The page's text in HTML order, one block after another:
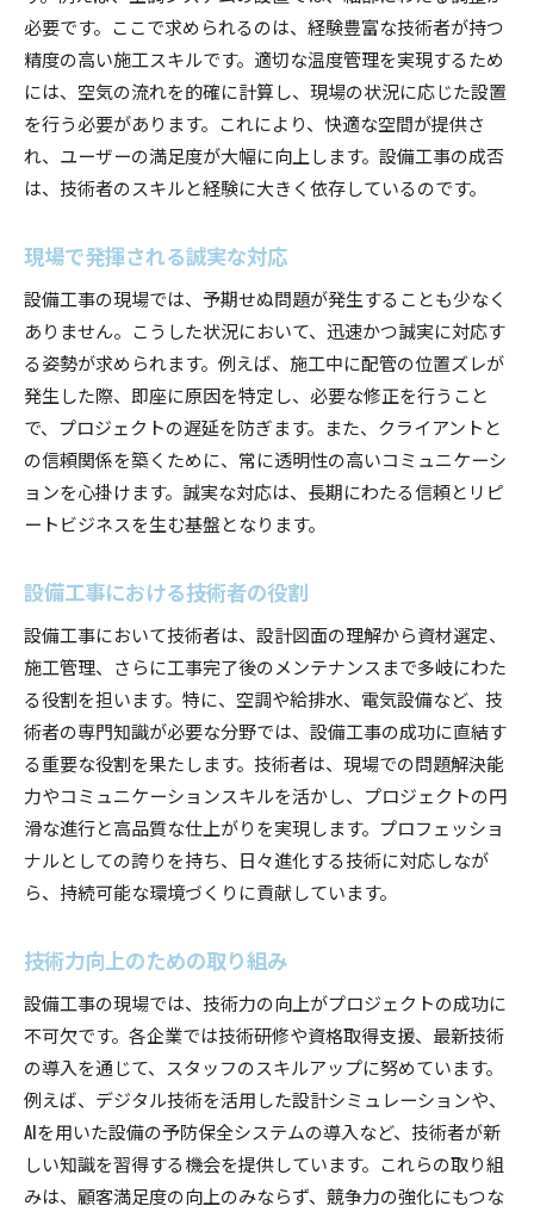
必要です。ここで求められるのは、経験豊富な技術者が持つ
精度の高い施工スキルです。適切な温度管理を実現するため
には、空気の流れを的確に計算し、現場の状況に応じた設置
を行う必要があります。これにより、快適な空間が提供さ
れ、ユーザーの満足度が大幅に向上します。設備工事の成否
は、技術者のスキルと経験に大きく依存しているのです。
現場で発揮される誠実な対応
設備工事の現場では、予期せぬ問題が発生することも少なく
ありません。こうした状況において、迅速かつ誠実に対応す
る姿勢が求められます。例えば、施工中に配管の位置ズレが
発生した際、即座に原因を特定し、必要な修正を行うこと
で、プロジェクトの遅延を防ぎます。また、クライアントと
の信頼関係を築くために、常に透明性の高いコミュニケーシ
ョンを心掛けます。誠実な対応は、長期にわたる信頼とリピ
ートビジネスを生む基盤となります。
設備工事における技術者の役割
設備工事において技術者は、設計図面の理解から資材選定、
施工管理、さらに工事完了後のメンテナンスまで多岐にわた
る役割を担います。特に、空調や給排水、電気設備など、技
術者の専門知識が必要な分野では、設備工事の成功に直結す
る重要な役割を果たします。技術者は、現場での問題解決能
力やコミュニケーションスキルを活かし、プロジェクトの円
滑な進行と高品質な仕上がりを実現します。プロフェッショ
ナルとしての誇りを持ち、日々進化する技術に対応しなが
ら、持続可能な環境づくりに貢献しています。
技術力向上のための取り組み
設備工事の現場では、技術力の向上がプロジェクトの成功に
不可欠です。各企業では技術研修や資格取得支援、最新技術
の導入を通じて、スタッフのスキルアップに努めています。
例えば、デジタル技術を活用した設計シミュレーションや、
AIを用いた設備の予防保全システムの導入など、技術者が新
しい知識を習得する機会を提供しています。これらの取り組
みは、顧客満足度の向上のみならず、競争力の強化にもつな